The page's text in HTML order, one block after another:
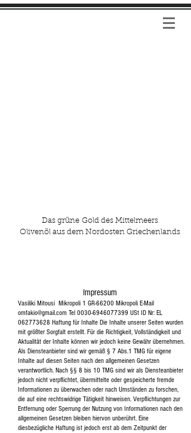
Das grüne Gold des Mittelmeers
Olivenöl aus dem Nordosten Griechenlands
Impressum
Vasiliki Mitousi Mikropoli 1 GR-66200 Mikropoli E-Mail
omfakio@gmail.com Tel 0030-6946077399 USt ID Nr: EL
062773628 Haftung für Inhalte Die Inhalte unserer Seiten wurden
mit größter Sorgfalt erstellt. Für die Richtigkeit, Vollständigkeit und
Aktualität der Inhalte können wir jedoch keine Gewähr übernehmen.
Als Diensteanbieter sind wir gemäß § 7 Abs.1 TMG für eigene
Inhalte auf diesen Seiten nach den allgemeinen Gesetzen
verantwortlich. Nach §§ 8 bis 10 TMG sind wir als Diensteanbieter
jedoch nicht verpflichtet, übermittelte oder gespeicherte fremde
Informationen zu überwachen oder nach Umständen zu forschen,
die auf eine rechtswidrige Tätigkeit hinweisen. Verpflichtungen zur
Entfernung oder Sperrung der Nutzung von Informationen nach den
allgemeinen Gesetzen bleiben hiervon unberührt. Eine
diesbezügliche Haftung ist jedoch erst ab dem Zeitpunkt der